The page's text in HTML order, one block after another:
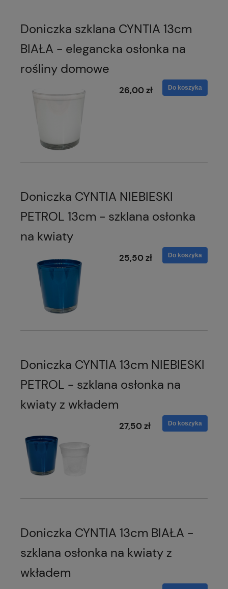
Doniczka szklana CYNTIA 13cm
BIAŁA - elegancka osłonka na
rośliny domowe
26,00 zł Do koszyka
Doniczka CYNTIA NIEBIESKI
PETROL 13cm - szklana osłonka
na kwiaty
25,50 zł Do koszyka
Doniczka CYNTIA 13cm NIEBIESKI
PETROL - szklana osłonka na
kwiaty z wkładem
27,50 zł Do koszyka
Doniczka CYNTIA 13cm BIAŁA -
szklana osłonka na kwiaty z
wkładem